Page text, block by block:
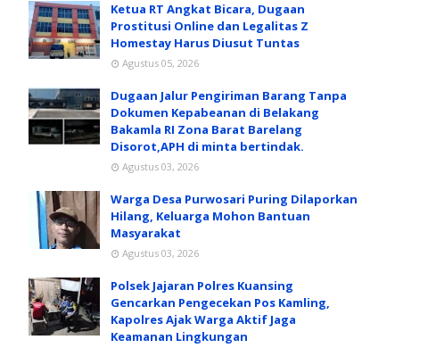
Ketua RT Angkat Bicara, Dugaan
Prostitusi Online dan Legalitas Z
Homestay Harus Diusut Tuntas
Agustus 05, 2026
Dugaan Jalur Pengiriman Barang Tanpa
Dokumen Kepabeanan di Belakang
Bakamla RI Zona Barat Barelang
Disorot,APH di minta bertindak.
Agustus 03, 2026
Warga Desa Purwosari Puring Dilaporkan
Hilang, Keluarga Mohon Bantuan
Masyarakat
Agustus 03, 2026
Polsek Jajaran Polres Kuansing
Gencarkan Pengecekan Pos Kamling,
Kapolres Ajak Warga Aktif Jaga
Keamanan Lingkungan